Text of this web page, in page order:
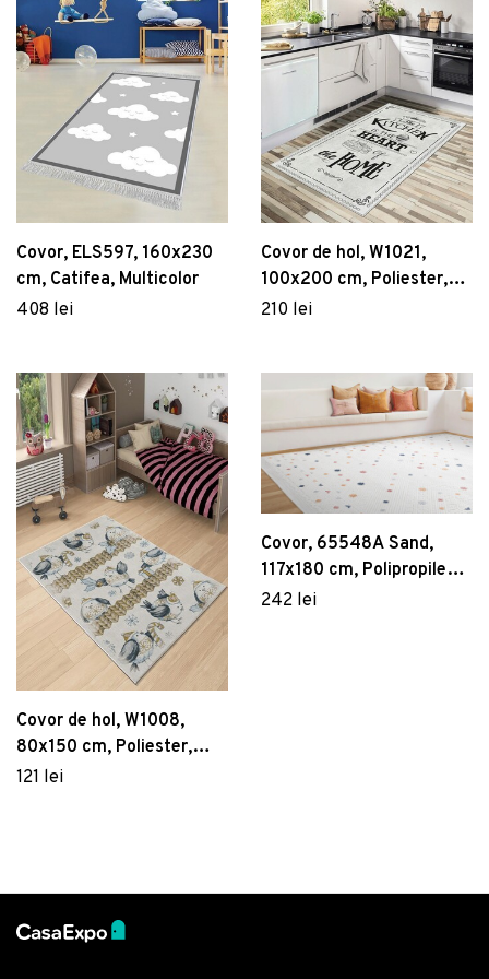
Covor, ELS597, 160x230
cm, Catifea, Multicolor
408 lei
Covor de hol, W1021,
100x200 cm, Poliester,
Multicolor
210 lei
Covor de hol, W1008,
80x150 cm, Poliester,
Multicolor
121 lei
Covor, 65548A Sand,
117x180 cm, Polipropilena,
Crem
242 lei